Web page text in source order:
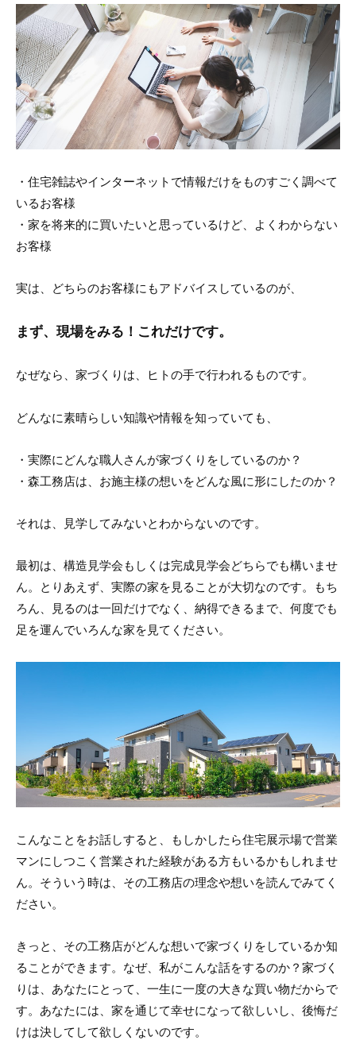
・住宅雑誌やインターネットで情報だけをものすごく調べて
いるお客様
・家を将来的に買いたいと思っているけど、よくわからない
お客様
実は、どちらのお客様にもアドバイスしているのが、
まず、現場をみる！これだけです。
なぜなら、家づくりは、ヒトの手で行われるものです。
どんなに素晴らしい知識や情報を知っていても、
・実際にどんな職人さんが家づくりをしているのか？
・森工務店は、お施主様の想いをどんな風に形にしたのか？
それは、見学してみないとわからないのです。
最初は、構造見学会もしくは完成見学会どちらでも構いませ
ん。とりあえず、実際の家を見ることが大切なのです。もち
ろん、見るのは一回だけでなく、納得できるまで、何度でも
足を運んでいろんな家を見てください。
こんなことをお話しすると、もしかしたら住宅展示場で営業
マンにしつこく営業された経験がある方もいるかもしれませ
ん。そういう時は、その工務店の理念や想いを読んでみてく
ださい。
きっと、その工務店がどんな想いで家づくりをしているか知
ることができます。なぜ、私がこんな話をするのか？家づく
りは、あなたにとって、一生に一度の大きな買い物だからで
す。あなたには、家を通じて幸せになって欲しいし、後悔だ
けは決してして欲しくないのです。